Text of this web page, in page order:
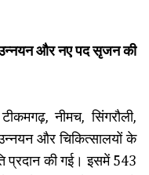
उन्नयन और नए पद सृजन की
टीकमगढ़, नीमच, सिंगरौली,
उन्नयन और चिकित्सालयों के
प्रदान की गई। इसमें 543